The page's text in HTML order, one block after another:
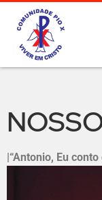
|“Antonio, Eu conto